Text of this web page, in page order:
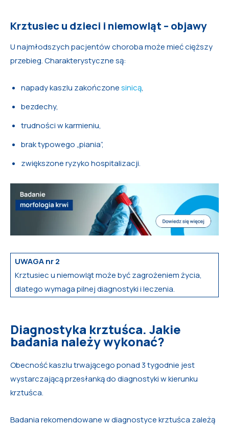
Krztusiec u dzieci i niemowląt – objawy
U najmłodszych pacjentów choroba może mieć cięższy
przebieg. Charakterystyczne są:
napady kaszlu zakończonesinicą,
bezdechy,
trudności w karmieniu,
brak typowego „piania”,
zwiększone ryzyko hospitalizacji.
UWAGA nr 2
Krztusiec u niemowląt może być zagrożeniem życia,
dlatego wymaga pilnej diagnostyki i leczenia.
Diagnostyka krztuśca. Jakie
badania należy wykonać?
Obecność kaszlu trwającego ponad 3 tygodnie jest
wystarczającą przesłanką do diagnostyki w kierunku
krztuśca.
Badania rekomendowane w diagnostyce krztuśca zależą